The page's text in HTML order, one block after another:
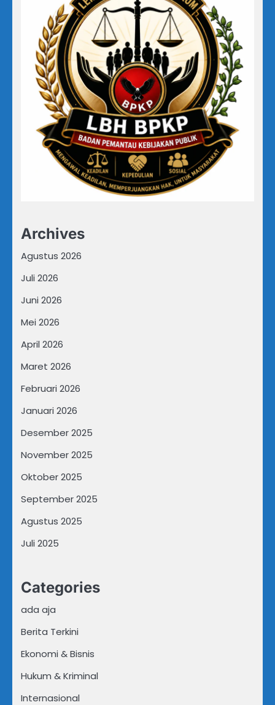
Archives
Agustus 2026
Juli 2026
Juni 2026
Mei 2026
April 2026
Maret 2026
Februari 2026
Januari 2026
Desember 2025
November 2025
Oktober 2025
September 2025
Agustus 2025
Juli 2025
Categories
ada aja
Berita Terkini
Ekonomi & Bisnis
Hukum & Kriminal
Internasional